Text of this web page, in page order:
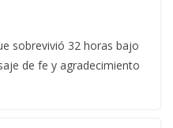
sobrevivió 32 horas bajo
de fe y agradecimiento